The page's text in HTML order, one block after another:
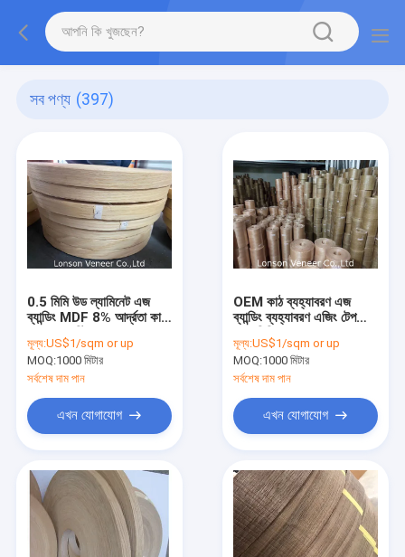
সব পণ্য (397)
0.5 মিমি উড ল্যামিনেট এজ
ব্যান্ডিং MDF 8% আর্দ্রতা কাঠ
মূল্য:US$1/sqm or up
MOQ:1000 মিটার
সর্বশেষ দাম পান
এখন যোগাযোগ
OEM কাঠ ব্যহ্যাবরণ এজ
ব্যান্ডিং ব্যহ্যাবরণ এজিং টেপ
মূল্য:US$1/sqm or up
MOQ:1000 মিটার
সর্বশেষ দাম পান
এখন যোগাযোগ